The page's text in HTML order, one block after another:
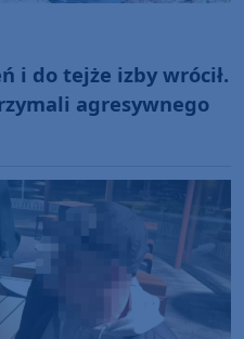
i do tejże izby wrócił.
agresywnego